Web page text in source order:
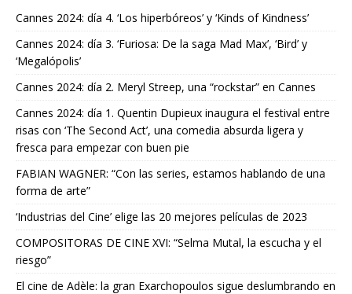
Cannes 2024: día 4. ‘Los hiperbóreos’ y ‘Kinds of Kindness’
Cannes 2024: día 3. ‘Furiosa: De la saga Mad Max’, ‘Bird’ y
‘Megalópolis’
Cannes 2024: día 2. Meryl Streep, una “rockstar” en Cannes
Cannes 2024: día 1. Quentin Dupieux inaugura el festival entre
risas con ‘The Second Act’, una comedia absurda ligera y
fresca para empezar con buen pie
FABIAN WAGNER: “Con las series, estamos hablando de una
forma de arte”
‘Industrias del Cine’ elige las 20 mejores películas de 2023
COMPOSITORAS DE CINE XVI: “Selma Mutal, la escucha y el
riesgo”
El cine de Adèle: la gran Exarchopoulos sigue deslumbrando en